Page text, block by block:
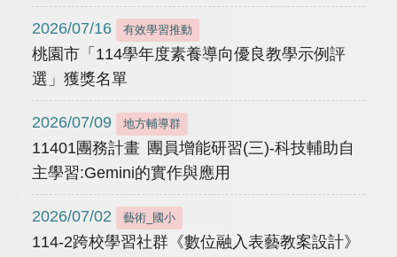
2026/07/16 有效學習推動
桃園市「114學年度素養導向優良教學示例評
選」獲獎名單
2026/07/09 地方輔導群
11401團務計畫 團員增能研習(三)-科技輔助自
主學習:Gemini的實作與應用
2026/07/02 藝術_國小
114-2跨校學習社群《數位融入表藝教案設計》